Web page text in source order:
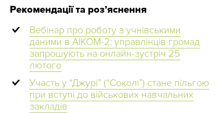
Рекомендації та роз’яснення
Вебінар про роботу з учнівськими
даними в АІКОМ-2: управлінців громад
запрошують на онлайн-зустріч 25
лютого
Участь у “Джурі” (“Соколі”) стане пільгою
при вступі до військових навчальних
закладів